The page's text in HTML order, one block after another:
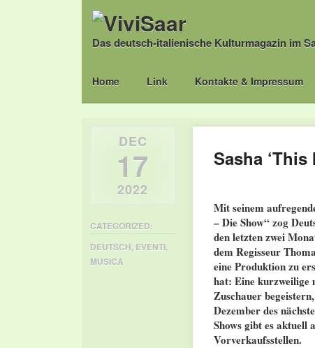
Das deutsch-italienische Kulturmagazin im
Main menu
Skip
Home Link Kontakte & Impressum
Sasha
Mit seinem
– Die Show“ zog
den letzten zwei
dem Regisseur
eine Produktion zu
hat: Eine kurzweilige
Zuschauer
Dezember des
Shows gibt es aktuell
Vorverkaufsstellen.
DEC
17
2022
CATEGORIZED:
DEUTSCH, EVENTI,
MUSICA